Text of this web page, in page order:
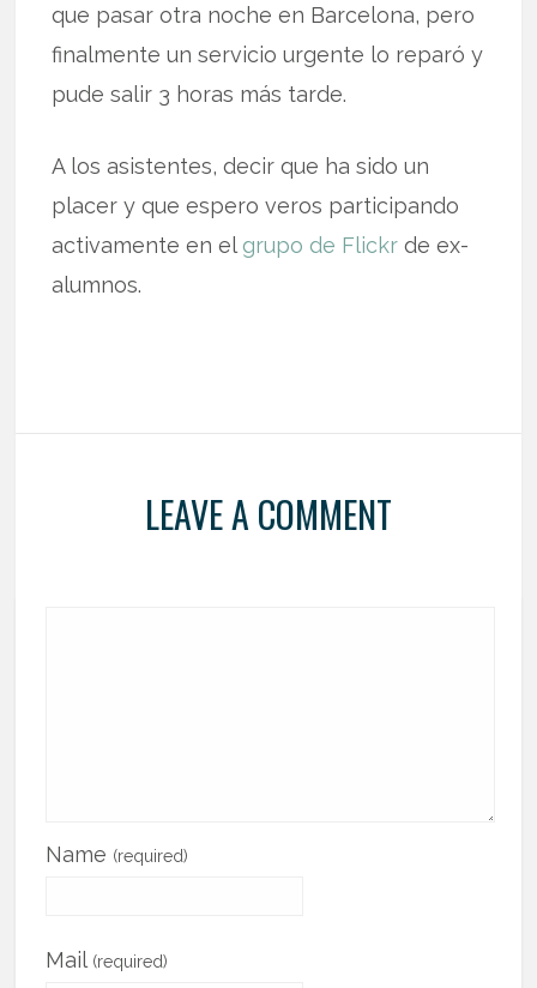
que pasar otra noche en Barcelona, pero
finalmente un servicio urgente lo reparó y
pude salir 3 horas más tarde.
A los asistentes, decir que ha sido un
placer y que espero veros participando
activamente en el grupo de Flickr de ex-
alumnos.
LEAVE A COMMENT
Name (required)
Mail (required)